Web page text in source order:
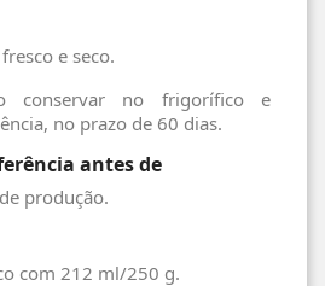
e seco.
conservar no frigorífico e
no prazo de 60 dias.
antes de
produção.
com 212 ml/250 g.